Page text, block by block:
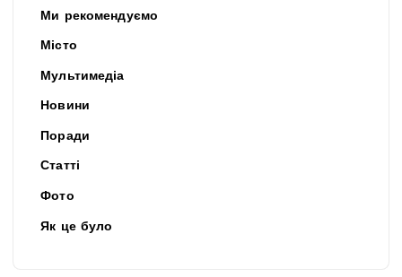
Ми рекомендуємо
Місто
Мультимедіа
Новини
Поради
Статті
Фото
Як це було